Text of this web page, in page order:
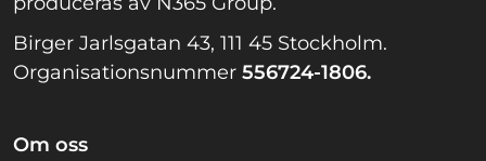
Birger Jarlsgatan 43, 111 45 Stockholm.
Organisationsnummer 556724-1806.
Om oss